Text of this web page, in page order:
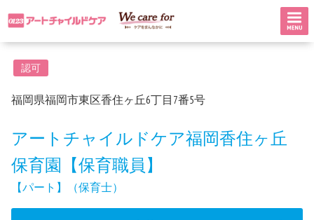
認可
福岡県福岡市東区香住ヶ丘6丁目7番5号
アートチャイルドケア福岡香住ヶ丘
保育園【保育職員】
【パート】（保育士）